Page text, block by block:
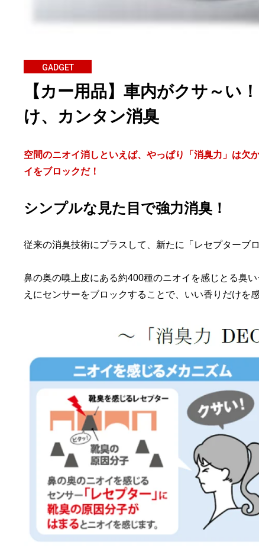
GADGET
【カー用品】車内がクサ～い
け、カンタン消臭
空間のニオイ消しといえば、やっぱり「消臭力」は欠
イをブロックだ！
シンプルな見た目で強力消臭！
従来の消臭技術にプラスして、新たに「レセプターブ
鼻の奥の嗅上皮にある約400種のニオイを感じとる臭
えにセンサーをブロックすることで、いい香りだけを